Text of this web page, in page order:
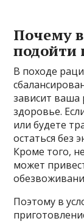
Почему
подойти
В походе
зависит ваша
здоровье.
или будете
остаться без
Кроме того,
может
Поэтому в